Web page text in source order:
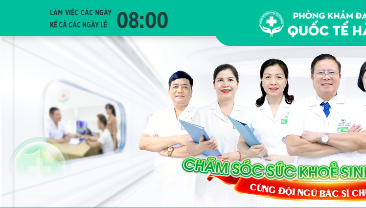
LÀM VIỆC CÁC NGÀY
KỂ CẢ CÁC NGÀY LỄ
08:00